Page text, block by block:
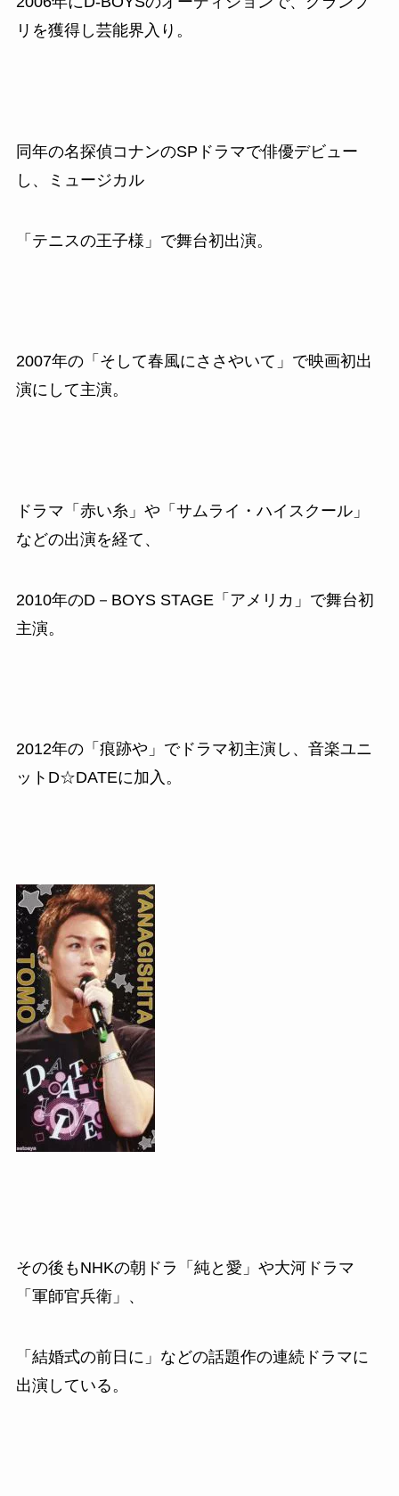
リを獲得し芸能界入り。
同年の名探偵コナンのSP ドラマで俳優デビュー
し、ミュージカル
「テニスの王子様」で舞台初出演。
2007年の「そして春風にささやいて」で映画初出
演にして主演。
ドラマ「赤い糸」や「サムライ・ハイスクール」
などの出演を経て、
2010年のD－ BOYS STAGE 「アメリカ」で舞台初
主演。
2012年の「痕跡や」でドラマ初主演し、音楽ユニ
ット D☆DATEに加入。
その後もNHKの朝ドラ「純と愛」や大河ドラマ
「軍師官兵衛」、
「結婚式の前日に」などの話題作の連続ドラマに
出演している。